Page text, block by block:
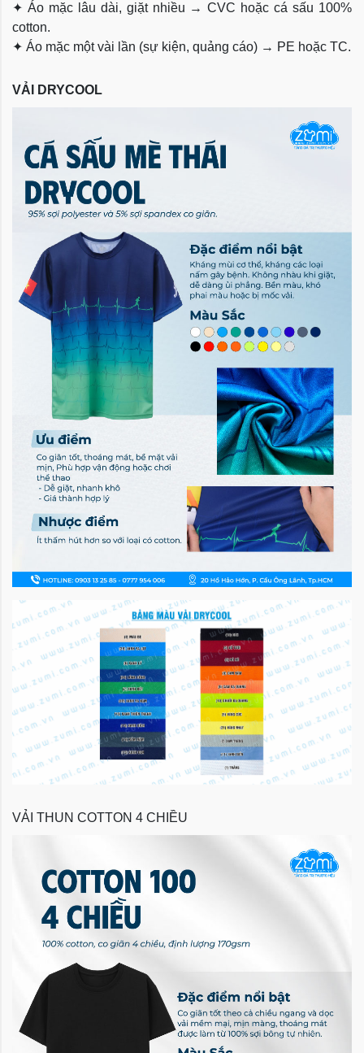
✦ Áo mặc lâu dài, giặt nhiều → CVC hoặc cá sấu 100%
cotton.
✦ Áo mặc một vài lần (sự kiện, quảng cáo) → PE hoặc TC.
VẢI DRYCOOL
VẢI THUN COTTON 4 CHIỀU